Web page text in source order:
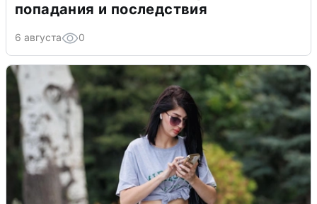
попадания и последствия
6 августа 0